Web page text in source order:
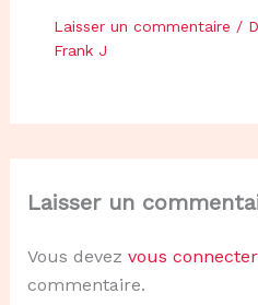
Laisser un commentaire /
Frank J
Laisser un
Vous devez vous connecter
commentaire.